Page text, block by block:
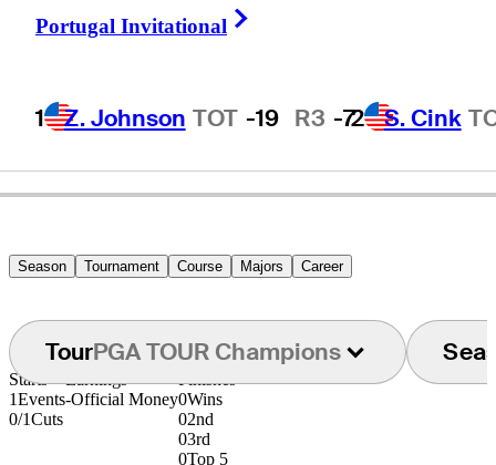
Portugal Invitational
1 Z. Johnson TOT -19 R3 -72 S. Cink
JAPAN
Season Tournament Course Majors Career
TourPGA TOUR Champions
Starts
1Events
0/1Cuts
Earnings
-Official Money
Finishes
0Wins
02nd
03rd
0Top 5